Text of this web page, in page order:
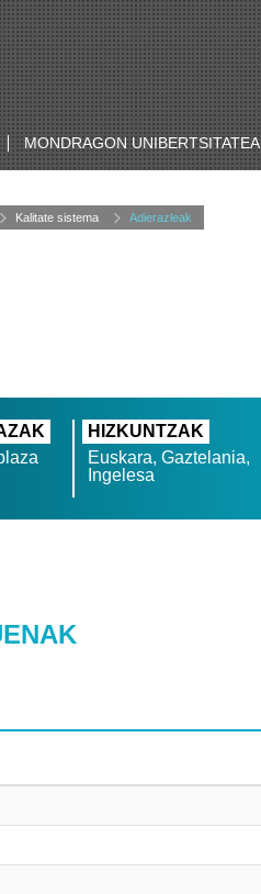
MONDRAGON UNIBERTSITATEA
Kalitate sistema Adierazleak
HIZKUNTZAK
Euskara, Gaztelania,
Ingelesa